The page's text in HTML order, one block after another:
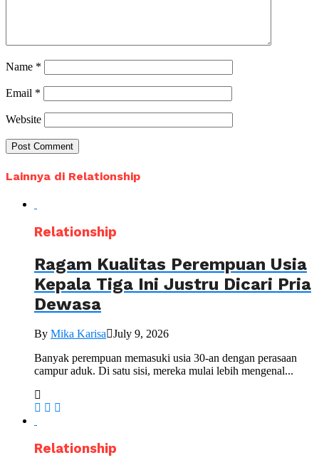
Name *
Email *
Website
Lainnya di Relationship
Relationship
Ragam Kualitas Perempuan Usia
Kepala Tiga Ini Justru Dicari Pria
Dewasa
By Mika Karisa July 9, 2026
Banyak perempuan memasuki usia 30-an dengan perasaan
campur aduk. Di satu sisi, mereka mulai lebih mengenal...
Relationship